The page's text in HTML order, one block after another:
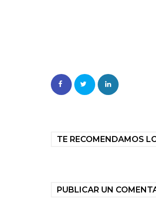
TE RECOMENDAMOS
PUBLICAR UN